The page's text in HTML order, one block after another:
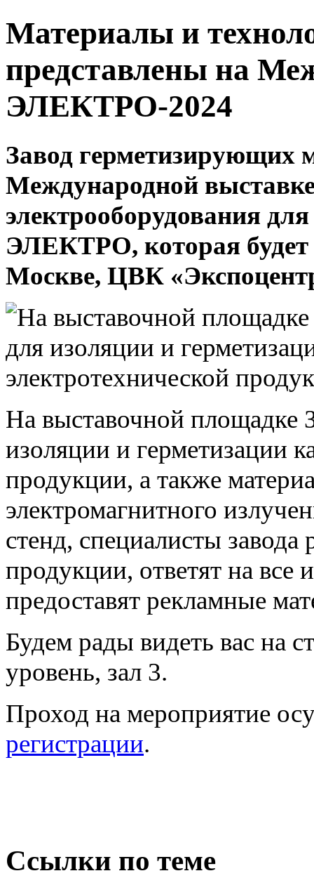
Материалы и
представлены на
ЭЛЕКТРО-2024
Завод герметизирующих
Международной
электрооборудования
ЭЛЕКТРО, которая
Москве, ЦВК
На выставочной площадке
изоляции и герметизации
продукции, а также
электромагнитного
стенд, специалисты завода
продукции, ответят на
предоставят рекламные
Будем рады видеть вас на
уровень, зал 3.
Проход на мероприятие
регистрации.
Ссылки по теме